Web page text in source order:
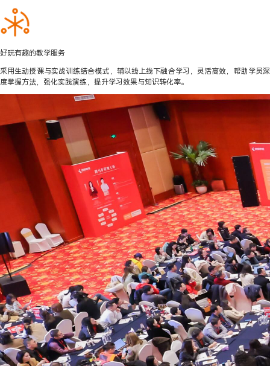
好玩有趣的教学服务
采用生动授课与实战训练结合模式，辅以线上线下融合学习，灵活高效，帮助学员深
度掌握方法，强化实践演练，提升学习效果与知识转化率。